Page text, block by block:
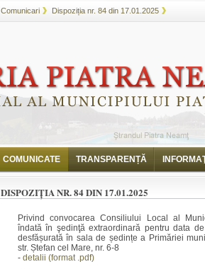
Comunicari Dispoziția nr. 84 din 17.01.2025
COMUNICATE TRANSPARENȚĂ
DISPOZIȚIA NR. 84 DIN 17.01.2025
Privind convocarea Consiliului Local al
îndată în şedinţă extraordinară pentru data
desfășurată în sala de ședințe a Primăriei
str. Ștefan cel Mare, nr. 6-8
- detalii (format .pdf)